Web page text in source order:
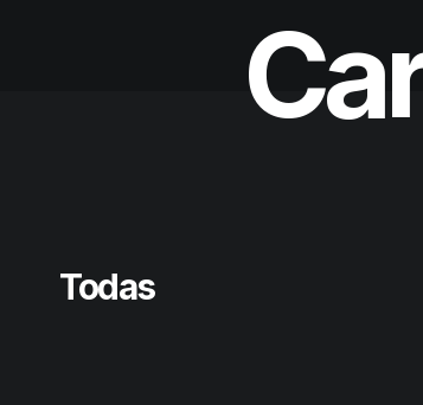
Ca
Todas